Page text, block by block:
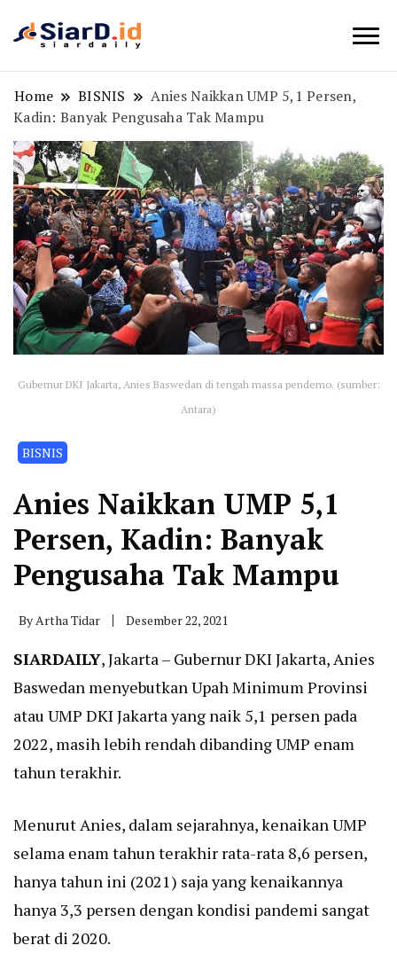
Home BISNIS
Anies Naikkan UMP 5,1 Persen,
Kadin: Banyak Pengusaha Tak Mampu
Gubernur DKI Jakarta, Anies Baswedan di tengah massa pendemo. (sumber:
Antara)
BISNIS
Anies Naikkan UMP 5,1
Persen, Kadin: Banyak
Pengusaha Tak Mampu
ByArtha Tidar Desember 22, 2021
SIARDAILY, Jakarta – Gubernur DKI Jakarta, Anies
Baswedan menyebutkan Upah Minimum Provinsi
atau UMP DKI Jakarta yang naik 5,1 persen pada
2022, masih lebih rendah dibanding UMP enam
tahun terakhir.
Menurut Anies, dalam sejarahnya, kenaikan UMP
selama enam tahun terakhir rata-rata 8,6 persen,
hanya tahun ini (2021) saja yang kenaikannya
hanya 3,3 persen dengan kondisi pandemi sangat
berat di 2020.